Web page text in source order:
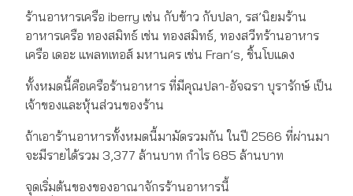
ร้านอาหารเครือ iberry เช่น กับข้าว กับปลา, รส’นิยมร้าน
อาหารเครือ ทองสมิทธ์ เช่น ทองสมิทธ์, ทองสวีทร้านอาหาร
เครือ เดอะ แพลทเทอส์ มหานคร เช่น Fran’s, ชิ้นโบแดง
ทั้งหมดนี้คือเครือร้านอาหาร ที่มีคุณปลา-อัจฉรา บุรารักษ์ เป็น
เจ้าของและ​หุ้นส่วนของร้าน
ถ้าเอาร้านอาหารทั้งหมดนี้มามัดรวมกัน ในปี 2566 ที่ผ่านมา
จะมีรายได้รวม 3,377 ล้านบาท กำไร 685 ล้านบาท
จุดเริ่มต้นของของอาณาจักรร้านอาหารนี้